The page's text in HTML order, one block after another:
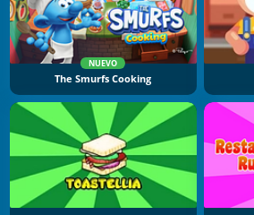
NUEVO
The Smurfs Cooking